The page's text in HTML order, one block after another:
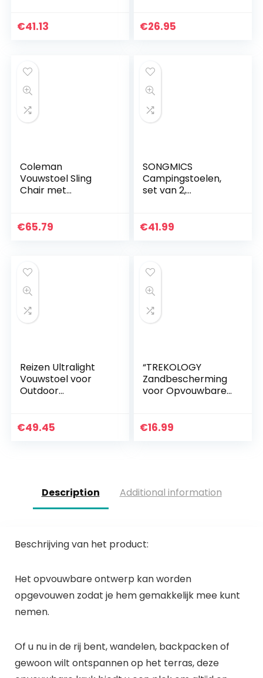
Draagbare Deck
€41.13
stijl, met aluminium
€26.95
Coleman
Vouwstoel Sling
Chair met
campingstoel met
€65.79
SONGMICS
Campingstoelen,
set van 2,
met armleuningen
€41.99
Reizen Ultralight
Vouwstoel voor
Outdoor
Opbergtas voor
€49.45
“TREKOLOGY
Zandbescherming
voor Opvouwbare
Wegzakken op
€16.99
Description Additional information
Beschrijving van het product:
Het opvouwbare ontwerp kan worden
opgevouwen zodat je hem gemakkelijk mee kunt
nemen.
Of u nu in de rij bent, wandelen, backpacken of
gewoon wilt ontspannen op het terras, deze